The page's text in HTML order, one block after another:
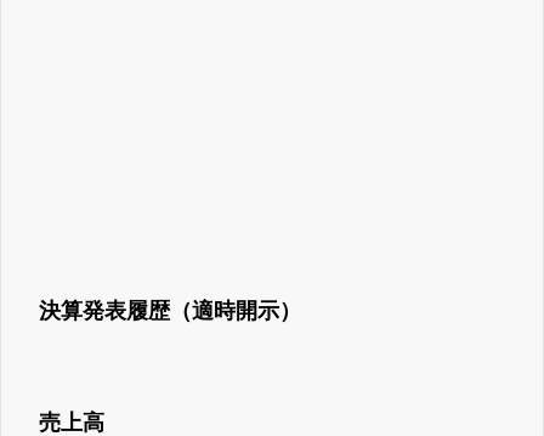
決算発表履歴（適時開示）
売上高